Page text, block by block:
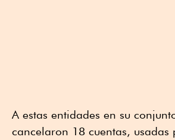
A estas entidades en su
cancelaron 18 cuentas, usadas